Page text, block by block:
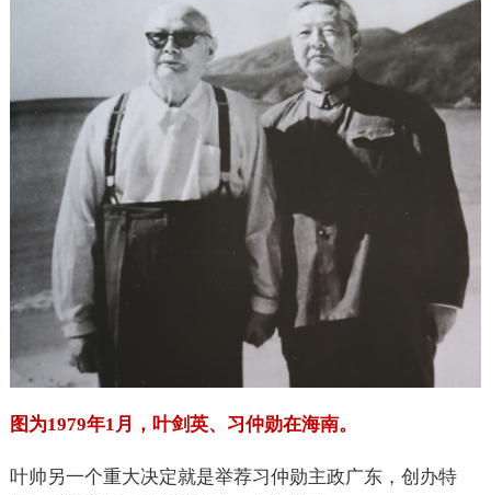
图为1979年1月，叶剑英、习仲勋在海南。
叶帅另一个重大决定就是举荐习仲勋主政广东，创办特